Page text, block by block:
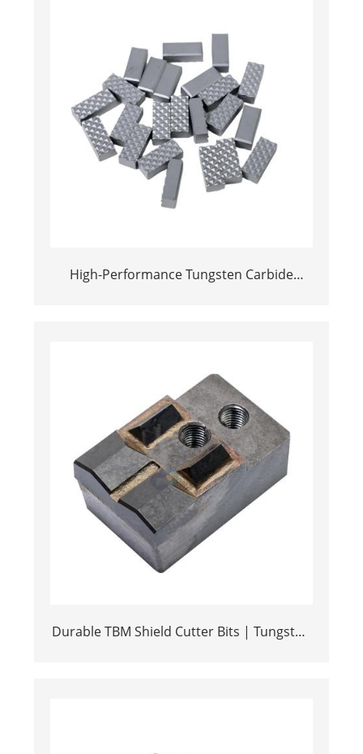
High-Performance Tungsten Carbide
Durable TBM Shield Cutter Bits | Tungsten